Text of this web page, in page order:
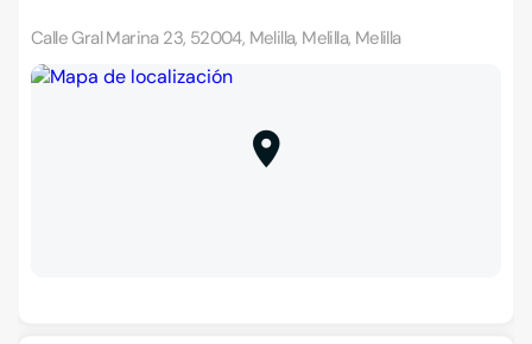
Calle Gral Marina 23, 52004, Melilla, Melilla, Melilla